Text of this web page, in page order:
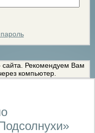
Рекомендуем Вам
компьютер.